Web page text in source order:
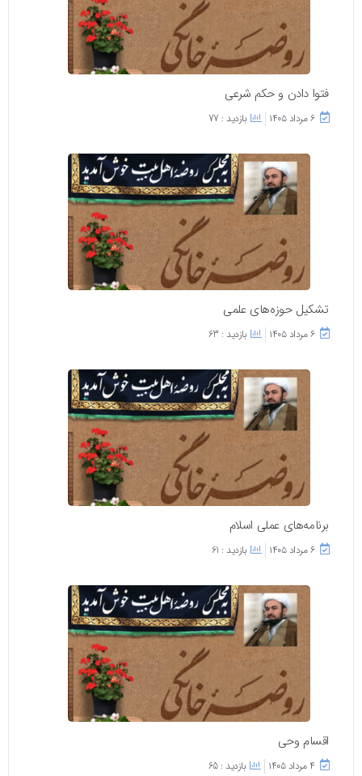
فتوا دادن و حکم شرعی
۶ مرداد ۱۴۰۵ بازدید : 77
تشکیل حوزه‌های علمی
۶ مرداد ۱۴۰۵ بازدید : 63
برنامه‌های عملی اسلام
۶ مرداد ۱۴۰۵ بازدید : 61
اقسام وحی
۴ مرداد ۱۴۰۵ بازدید : 65